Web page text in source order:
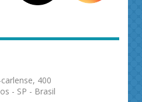
400
- SP - Brasil